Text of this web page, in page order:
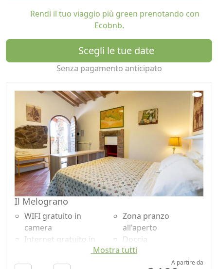
Rendi il tuo viaggio più green prenotando con
Ecobnb.
Scegli le tue date
Senza pagamento anticipato
Il Melograno
WIFI gratuito in
camera
Internet gratuito in
TV in camera
Zona pranzo
all'aperto
Doccia
Shampoo plastic-free,
no monodose
Mostra tutti
A partire da